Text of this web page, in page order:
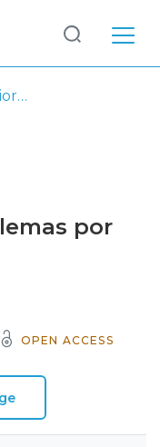
ESELx - Escola Superior de Educação de Lisboa
por
OPEN ACCESS